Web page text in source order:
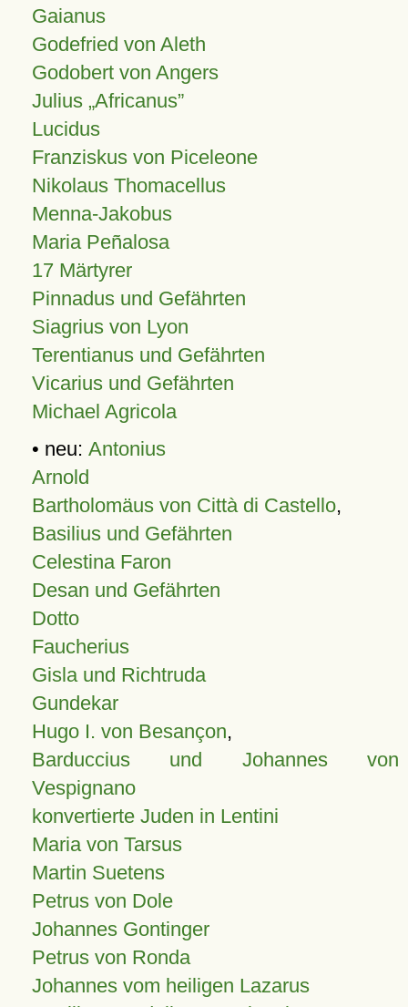
Gaianus
Godefried von Aleth
Godobert von Angers
Julius Africanus
Lucidus
Franziskus von Piceleone
Nikolaus Thomacellus
Menna-Jakobus
Maria Peñalosa
17 Märtyrer
Pinnadus und Gefährten
Siagrius von Lyon
Terentianus und Gefährten
Vicarius und Gefährten
Michael Agricola
• neu: Antonius
Arnold
Bartholomäus von Città di Castello,
Basilius und Gefährten
Celestina Faron
Desan und Gefährten
Dotto
Faucherius
Gisla und Richtruda
Gundekar
Hugo I. von Besançon,
Barduccius und Johannes von
Vespignano
konvertierte Juden in Lentini
Maria von Tarsus
Martin Suetens
Petrus von Dole
Johannes Gontinger
Petrus von Ronda
Johannes vom heiligen Lazarus